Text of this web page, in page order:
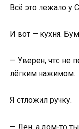
Всё это лежало у
И вот — кухня.
— Уверен, что не
лёгким нажимом.
Я отложил ручку.
— Лен, а дом-то